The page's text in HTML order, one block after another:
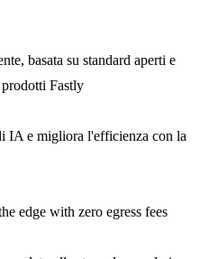
basata su standard aperti e
Fastly
IA e migliora l'efficienza con la
edge with zero egress fees